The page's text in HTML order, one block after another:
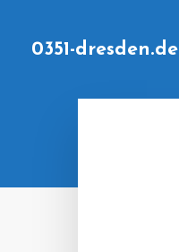
0351-dresden.de